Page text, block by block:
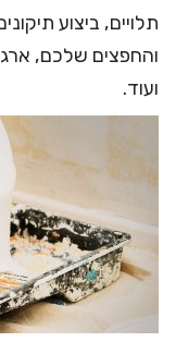
תלויים, ביצוע
והחפצים שלכם,
ועוד.